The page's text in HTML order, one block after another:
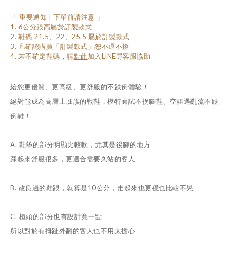
「 重要通知 | 下單前請注意 」
1. 6公分跟高屬於訂製款式
2. 鞋碼 21.5、22、25.5 屬於訂製款式
3. 凡確認購買「訂製款式」恕不退不換
4. 若不確定鞋碼， 請點此加入LINE尋客服協助
給您更優質、更高級、更舒服的不跌倒體驗！
絕對能成為高層上班族的戰鞋，模特面試不拐腳鞋、空姐遇亂流不跌
倒鞋！
A. 鞋墊的部分明顯比較軟，尤其是後腳的地方
踩起來舒服很多，更適合需要久站的客人
B. 改良過的鞋跟，就算是10公分，走起來也更穩也比較不晃
C. 楦頭的部分也有設計寬一點
所以對於有拇趾外翻的客人也不用太擔心